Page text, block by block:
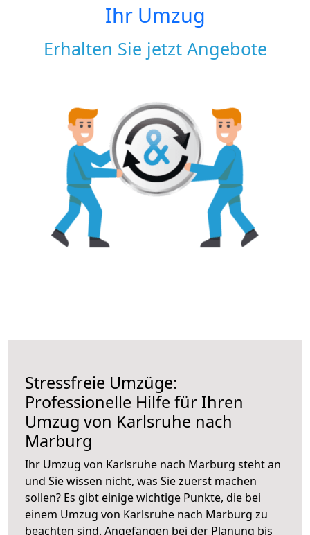
Ihr Umzug
Erhalten Sie jetzt Angebote
Stressfreie Umzüge:
Professionelle Hilfe für Ihren
Umzug von Karlsruhe nach
Marburg
Ihr Umzug von Karlsruhe nach Marburg steht an
und Sie wissen nicht, was Sie zuerst machen
sollen? Es gibt einige wichtige Punkte, die bei
einem Umzug von Karlsruhe nach Marburg zu
beachten sind. Angefangen bei der Planung bis